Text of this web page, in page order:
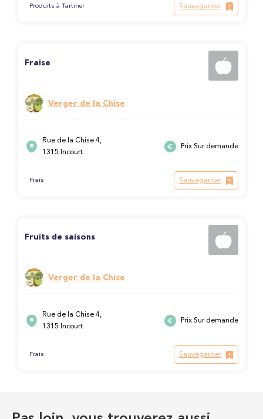
Produits à Tartiner Sauvegarder
Fraise
Verger de la Chise
Rue de la Chise 4,
1315 Incourt
Prix Sur demande
Frais Sauvegarder
Fruits de saisons
Verger de la Chise
Rue de la Chise 4,
1315 Incourt
Prix Sur demande
Frais Sauvegarder